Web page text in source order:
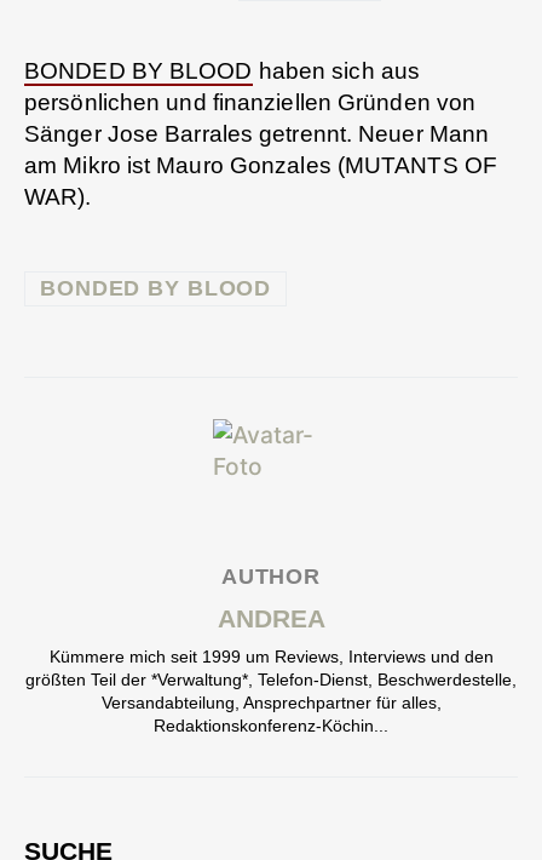
BONDED BY BLOOD haben sich aus
persönlichen und finanziellen Gründen von
Sänger Jose Barrales getrennt. Neuer Mann
am Mikro ist Mauro Gonzales (MUTANTS OF
WAR).
BONDED BY BLOOD
AUTHOR
ANDREA
Kümmere mich seit 1999 um Reviews, Interviews und den
größten Teil der *Verwaltung*, Telefon-Dienst, Beschwerdestelle,
Versandabteilung, Ansprechpartner für alles,
Redaktionskonferenz-Köchin...
SUCHE